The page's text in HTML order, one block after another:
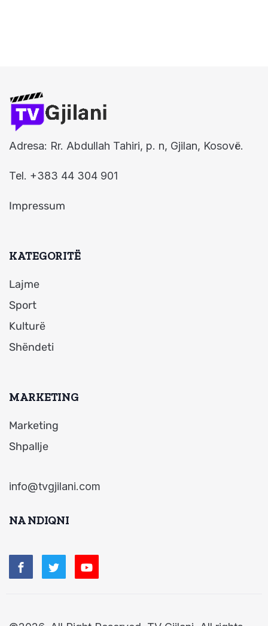
Adresa: Rr. Abdullah Tahiri, p. n, Gjilan, Kosovë.
Tel. +383 44 304 901
Impressum
KATEGORITË
Lajme
Sport
Kulturë
Shëndeti
MARKETING
Marketing
Shpallje
info@tvgjilani.com
NA NDIQNI